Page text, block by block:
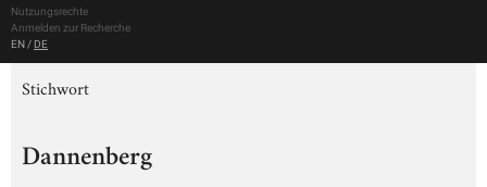
Nutzungsrechte
Anmelden zur Recherche
EN / DE
Stichwort
Dannenberg